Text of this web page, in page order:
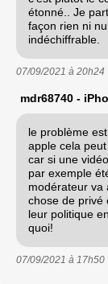
étonné.. Je
façon rien ni
indéchiffrable.
07/09/2021 à 20h24
mdr68740 -
le problème
apple cela
car si une
par exemple
modérateur va
chose de privé
leur politique
quoi!
07/09/2021 à 17h50